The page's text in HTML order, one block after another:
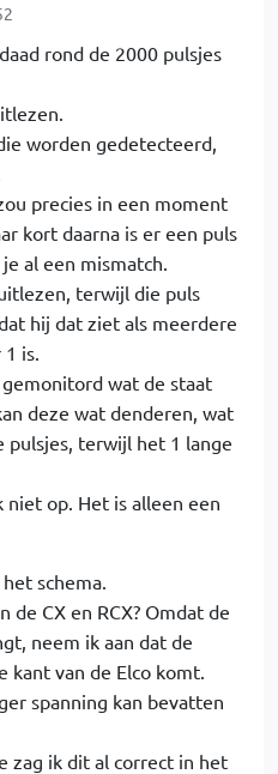
rond de 2000 pulsjes
worden gedetecteerd,
precies in een moment
kort daarna is er een puls
al een mismatch.
terwijl die puls
hij dat ziet als meerdere
is.
wat de staat
deze wat denderen, wat
terwijl het 1 lange
niet op. Het is alleen een
schema.
de CX en RCX? Omdat de
neem ik aan dat de
kant van de Elco komt.
spanning kan bevatten
zag ik dit al correct in het